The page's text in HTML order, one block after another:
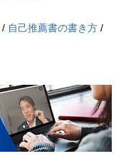
/ 自己推薦書の書き方 /